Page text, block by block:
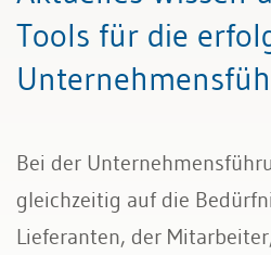
Unternehmensführung
Organisation
Tools für die
Bei der
gleichzeitig auf die
Lieferanten, der